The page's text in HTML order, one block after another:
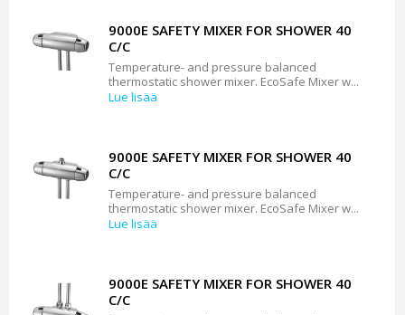
9000E SAFETY MIXER FOR SHOWER 40
C/C
Temperature- and pressure balanced
thermostatic shower mixer. EcoSafe Mixer w...
Lue lisää
9000E SAFETY MIXER FOR SHOWER 40
C/C
Temperature- and pressure balanced
thermostatic shower mixer. EcoSafe Mixer w...
Lue lisää
9000E SAFETY MIXER FOR SHOWER 40
C/C